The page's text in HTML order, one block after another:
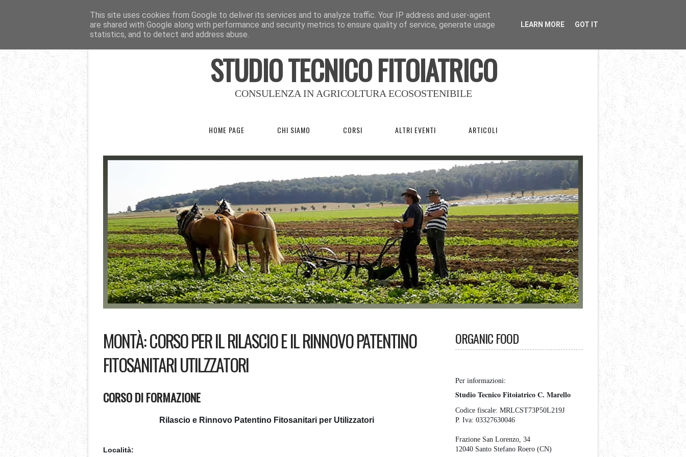
STUDIO TECNICO FITOIATRICO
CONSULENZA IN AGRICOLTURA ECOSOSTENIBILE
HOME PAGE CHI SIAMO CORSI ALTRI EVENTI ARTICOLI
MONTÀ: CORSO PER IL RILASCIO E IL RINNOVO PATENTINO
FITOSANITARI UTILZZATORI
CORSO DI FORMAZIONE
Rilascio e Rinnovo Patentino Fitosanitari per Utilizzatori
Località:
ORGANIC FOOD
Per informazioni:
Studio Tecnico Fitoiatrico C. Marello
Codice fiscale: MRLCST73P50L219J
P. Iva: 03327630046
Frazione San Lorenzo, 34
12040 Santo Stefano Roero (CN)
This site uses cookies from Google to deliver its services and to analyze traffic. Your IP address and user-agent
are shared with Google along with performance and security metrics to ensure quality of service, generate usage
statistics, and to detect and address abuse.
LEARN MORE GOT IT